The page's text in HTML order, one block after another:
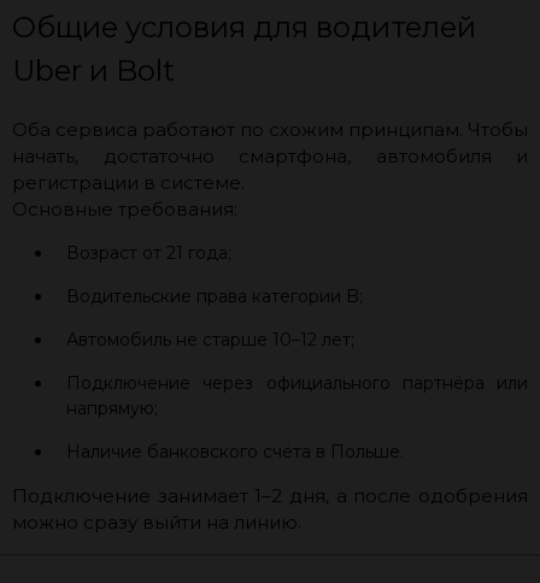
Общие условия для водителей
Uber и Bolt
Оба сервиса работают по схожим принципам. Чтобы
начать, достаточно смартфона, автомобиля и
регистрации в системе.
Основные требования:
Возраст от 21 года;
Водительские права категории B;
Автомобиль не старше 10–12 лет;
Подключение через официального партнёра или
напрямую;
Наличие банковского счёта в Польше.
Подключение занимает 1–2 дня, а после одобрения
можно сразу выйти на линию.